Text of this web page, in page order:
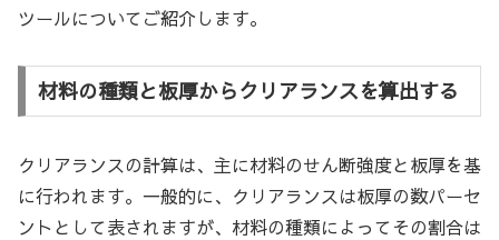
ツールについてご紹介します。
材料の種類と板厚からクリアランスを算出する
クリアランスの計算は、主に材料のせん断強度と板厚を基
に行われます。一般的に、クリアランスは板厚の数パーセ
ントとして表されますが、材料の種類によってその割合は